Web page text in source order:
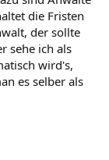
die Fristen
der sollte
sehe ich als
wird's,
es selber als